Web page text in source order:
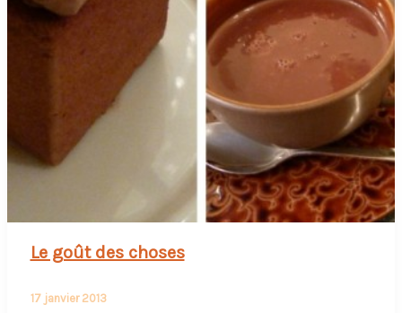
Le goût des choses
17 janvier 2013